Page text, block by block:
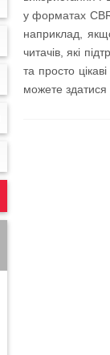
у форматах
наприклад,
читачів, які
та просто
можете здатися